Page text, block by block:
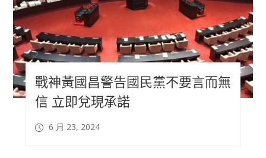
戰神黃國昌警告國民黨不要言而無
信 立即兌現承諾
6 月 23, 2024